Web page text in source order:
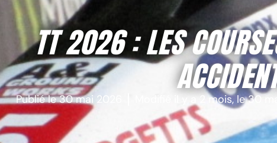
TT 2026 : LES
Publié le30 mai 2026 Modifié il y a 2 mois, le30